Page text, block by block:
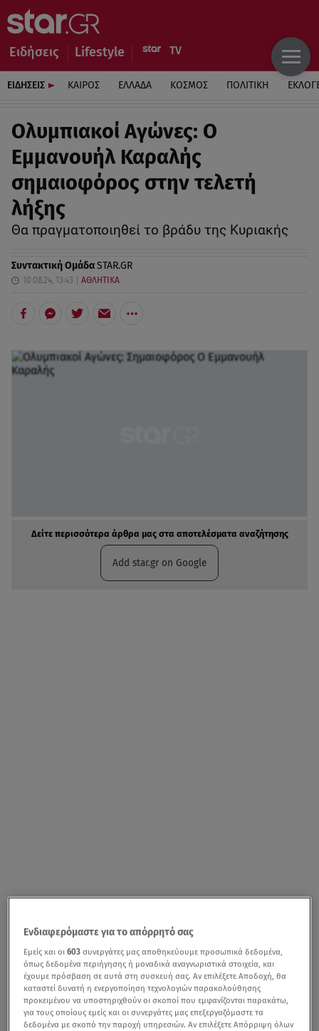
Ειδήσεις Lifestyle
ΕΙΔΗΣΕΙΣ ΚΑΙΡΟΣ ΕΛΛΑΔΑ ΚΟΣΜΟΣ ΠΟΛΙΤΙΚΗ
Ολυμπιακοί Αγώνες: Ο
Εμμανουήλ Καραλής
σημαιοφόρος στην τελετή
λήξης
Θα πραγματοποιηθεί το βράδυ της Κυριακής
Συντακτική ΟμάδαSTAR.GR
10.08.24, 13:43 ΑΘΛΗΤΙΚΑ
Δείτε περισσότερα άρθρα μας στα αποτελέσματα αναζήτησης
Add star.gr on Google
Ενδιαφερόμαστε για το απόρρητό σας
Εμείς και οι603 συνεργάτες μας αποθηκεύουμε προσωπικά δεδομένα,
όπως δεδομένα περιήγησης ή μοναδικά αναγνωριστικά στοιχεία, και
έχουμε πρόσβαση σε αυτά στη συσκευή σας. Αν επιλέξετε Αποδοχή, θα
καταστεί δυνατή η ενεργοποίηση τεχνολογιών παρακολούθησης
προκειμένου να υποστηριχθούν οι σκοποί που εμφανίζονται παρακάτω,
για τους οποίους εμείς και οι συνεργάτες μας επεξεργαζόμαστε τα
δεδομένα με σκοπό την παροχή υπηρεσιών. Αν επιλέξετε Απόρριψη όλων